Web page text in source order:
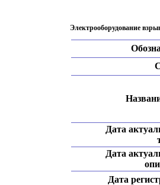
Электрооборудование
Дата
Дата
Дата